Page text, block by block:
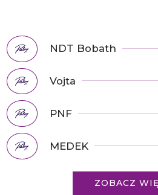
NDT Bobath
Vojta
PNF
MEDEK
ZOBACZ